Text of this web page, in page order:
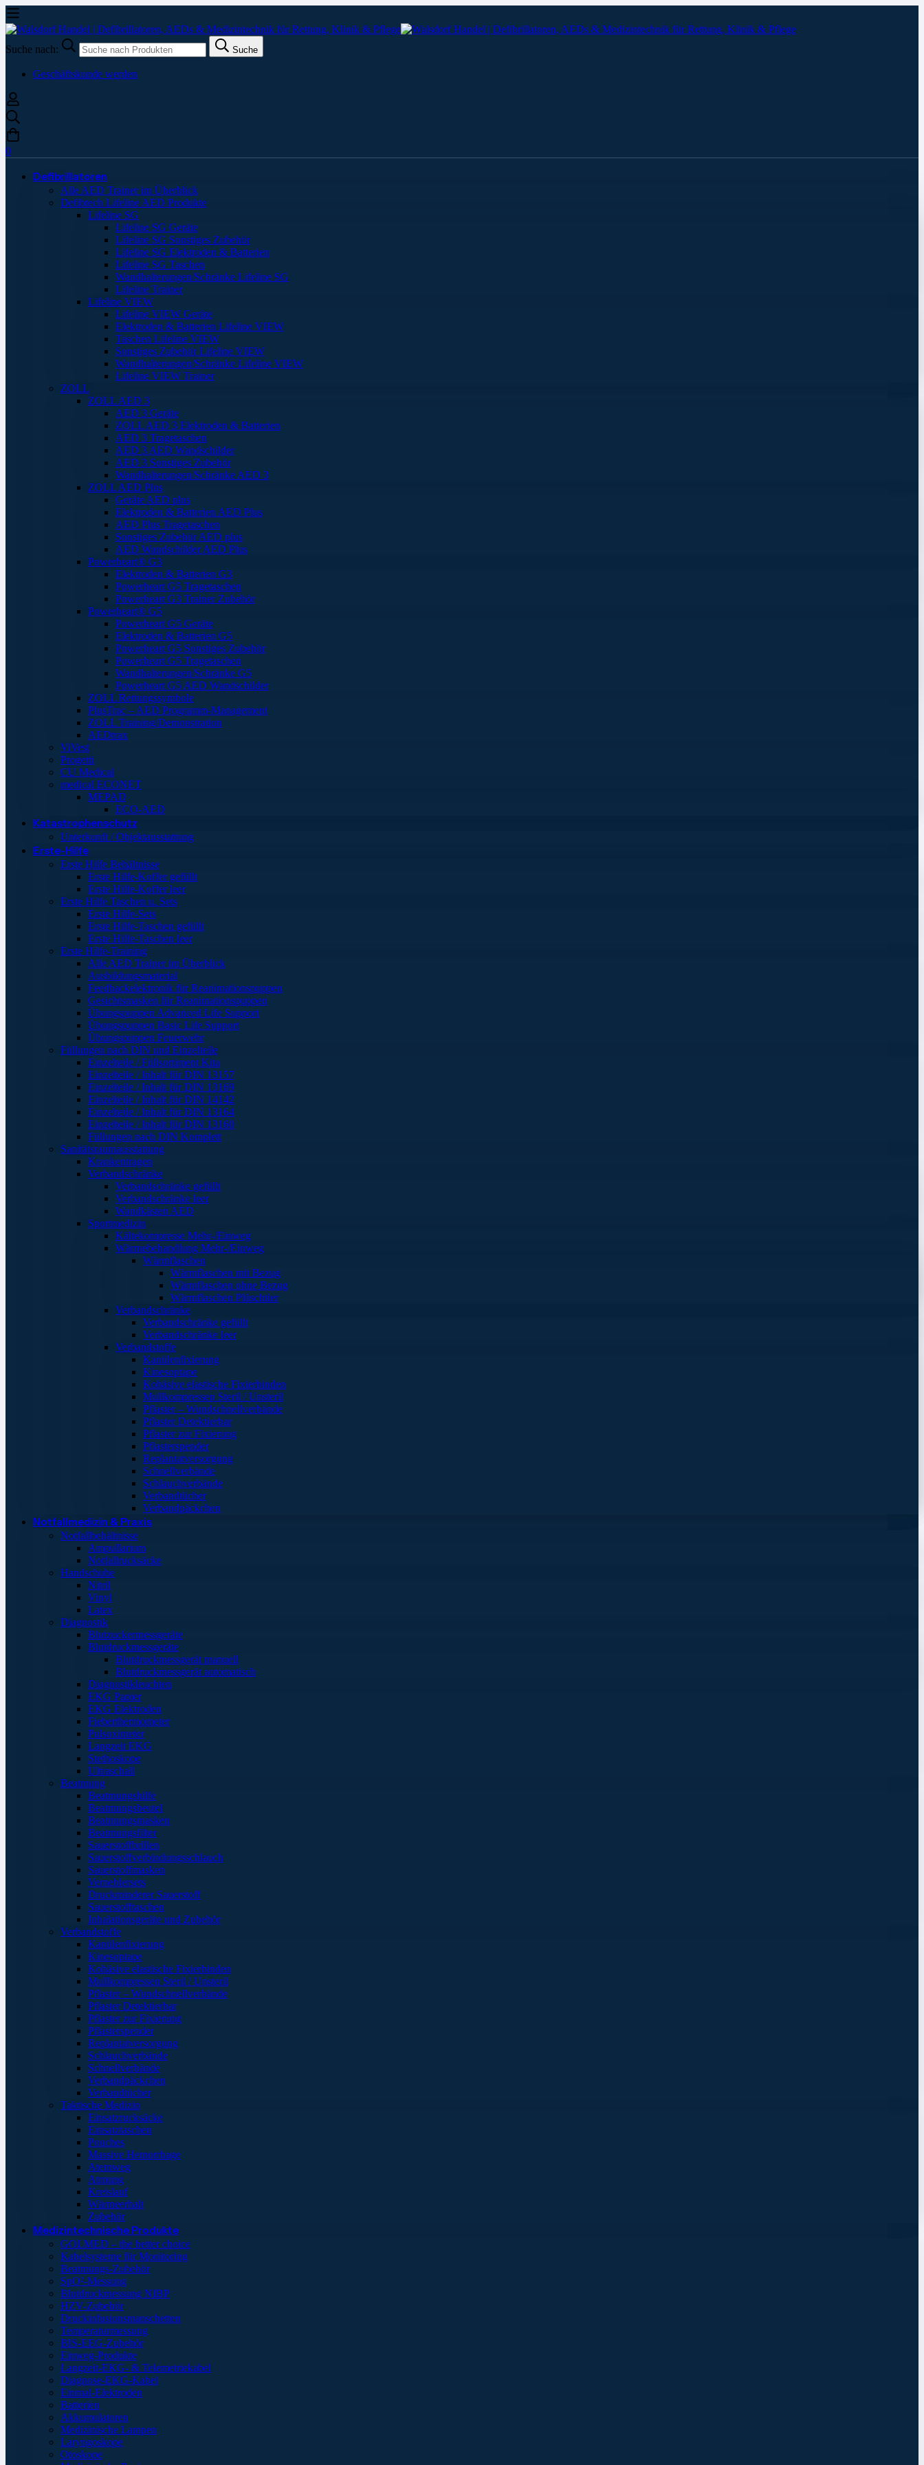
Suche nach: Suche
Geschäftskunde werden
0
Defibrillatoren
Alle AED Trainer im Überblick
Defibtech Lifeline AED Produkte
Lifeline SG
Lifeline SG Geräte
Lifeline SG Sonstiges Zubehör
Lifeline SG Elektroden & Batterien
Lifeline SG Taschen
Wandhalterungen/Schränke Lifeline SG
Lifeline Trainer
Lifeline VIEW
Lifeline VIEW Geräte
Elektroden & Batterien Lifeline VIEW
Taschen Lifeline VIEW
Sonstiges Zubehör Lifeline VIEW
Wandhalterungen/Schränke Lifeline VIEW
Lifeline VIEW Trainer
ZOLL
ZOLL AED 3
AED 3 Geräte
ZOLL AED 3 Elektroden & Batterien
AED 3 Tragetaschen
AED 3 AED Wandschilder
AED 3 Sonstiges Zubehör
Wandhalterungen/Schränke AED 3
ZOLL AED Plus
Geräte AED plus
Elektroden & Batterien AED Plus
AED Plus Tragetaschen
Sonstiges Zubehör AED plus
AED Wandschilder AED Plus
Powerheart® G3
Elektroden & Batterien G3
Powerheart G5 Tragetaschen
Powerheart G3 Trainer Zubehör
Powerheart® G5
Powerheart G5 Geräte
Elektroden & Batterien G5
Powerheart G5 Sonstiges Zubehör
Powerheart G5 Tragetaschen
Wandhalterungen/Schränke G5
Powerheart G5 AED Wandschilder
ZOLL Rettungssymbole
PlusTrac – AED Programm-Management
ZOLL Training/Demonstration
AEDtrax
ViVest
Progetti
CU Medical
medical ECONET
MEPAD
ECO-AED
Katastrophenschutz
Unterkunft / Objektausstattung
Erste-Hilfe
Erste Hilfe Behältnisse
Erste Hilfe-Koffer gefüllt
Erste Hilfe-Koffer leer
Erste Hilfe Taschen u. Sets
Erste Hilfe-Sets
Erste Hilfe-Taschen gefüllt
Erste Hilfe-Taschen leer
Erste Hilfe-Training
Alle AED Trainer im Überblick
Ausbildungsmaterial
Feedbackelektronik für Reanimationspuppen
Gesichtsmasken für Reanimationspuppen
Übungspuppen Advanced Life Support
Übungspuppen Basic Life Support
Übungspuppen Feuerwehr
Füllungen nach DIN und Einzelteile
Einzelteile / Füllsortiment Kita
Einzelteile / Inhalt für DIN 13157
Einzelteile / Inhalt für DIN 13169
Einzelteile / Inhalt für DIN 14142
Einzelteile / Inhalt für DIN 13164
Einzelteile / Inhalt für DIN 13160
Füllungen nach DIN Komplett
Sanitätsraumausstattung
Krankentragen
Verbandschränke
Verbandschränke gefüllt
Verbandschränke leer
Wandkästen AED
Sportmedizin
Kältekompresse Mehr-/Einweg
Wärmebehandlung Mehr-/Einweg
Wärmflaschen
Wärmflaschen mit Bezug
Wärmflaschen ohne Bezug
Wärmflaschen Plüschtier
Verbandschränke
Verbandschränke gefüllt
Verbandschränke leer
Verbandstoffe
Kanülenfixierung
Kinesoptape
Kohäsive elastische Fixierbinden
Mullkompressen Steril / Unsteril
Pflaster – Wundschnellverbände
Pflaster Detektierbar
Pflaster zur Fixierung
Pflasterspender
Replantatversorgung
Schnellverbände
Schlauchverbände
Verbandtücher
Verbandpäckchen
Notfallmedizin & Praxis
Notfallbehältnisse
Ampullarium
Notfallrucksäcke
Handschuhe
Nitril
Vinyl
Latex
Diagnostik
Blutzuckermessgeräte
Blutdruckmessgeräte
Blutdruckmessgerät manuell
Blutdruckmessgerät automatisch
Diagnostikleuchten
EKG Papier
EKG Elektroden
Fieberthermometer
Pulsoximeter
Langzeit EKG
Stethoskope
Ultraschall
Beatmung
Beatmungshilfe
Beatmungsbeutel
Beatmungsmasken
Beatmungsfilter
Sauerstoffbrillen
Sauerstoffverbindungsschlauch
Sauerstoffmasken
Verneblersets
Druckminderer Sauerstoff
Sauerstofftaschen
Inhalationsgeräte und Zubehör
Verbandstoffe
Kanülenfixierung
Kinesoptape
Kohäsive elastische Fixierbinden
Mullkompressen Steril / Unsteril
Pflaster – Wundschnellverbände
Pflaster Detektierbar
Pflaster zur Fixierung
Pflasterspender
Replantatversorgung
Schlauchverbände
Schnellverbände
Verbandpäckchen
Verbandtücher
Taktische Medizin
Einsatzrucksäcke
Einsatztaschen
Pouches
Massive Hemorrhage
Atemweg
Atmung
Kreislauf
Wärmeerhalt
Zubehör
Medizintechnische Produkte
GOLMED – the better choice
Kabelsysteme für Monitoring
Beatmungs-Zubehör
SpO²-Messung
Blutdruckmessung NIBP
HZV-Zubehör
Druckinfusionsmanschetten
Temperaturmessung
BIS-EEG-Zubehör
Einweg-Produkte
Langzeit-EKG- & Telemetriekabel
Diagnose-EKG-Kabel
Einmal-Elektroden
Batterien
Akkumulatoren
Medizinische Lampen
Laryngoskope
Otoskope